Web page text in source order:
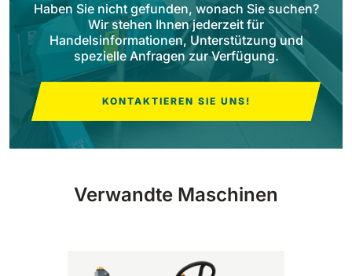
E83
830 mm 4980 m²/h
E85
E100
Haben Sie nicht gefunden, wonach Sie suchen?
Wir stehen Ihnen jederzeit für
Handelsinformationen, Unterstützung und
spezielle Anfragen zur Verfügung.
KONTAKTIEREN SIE UNS!
Verwandte Maschinen